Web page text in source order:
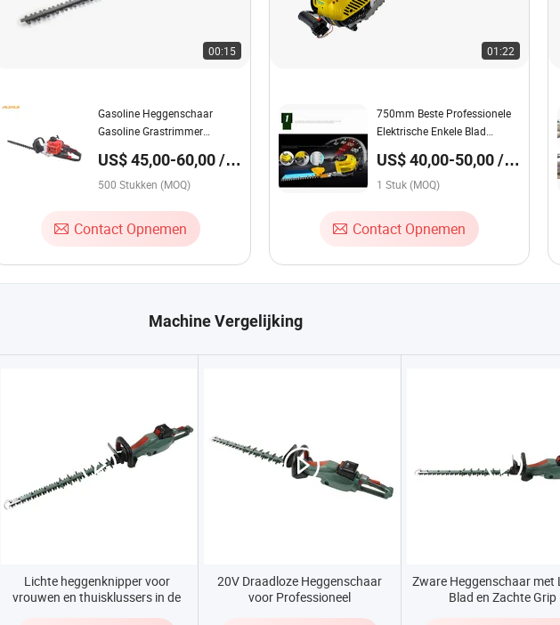
00:15
Gasoline Heggenschaar
Gasoline Grastrimmer
Tuingereedschap
US$ 45,00-60,00 /
Stuk
500 Stukken (MOQ)
Contact Opnemen
01:22
750mm Beste Professionele
Elektrische Enkele Blad
US$ 40,00-50,00 /
Stuk
1 Stuk (MOQ)
Contact Opnemen
Machine Vergelijking
Lichte heggenknipper voor
vrouwen en thuisklussers in de
20V Draadloze Heggenschaar
voor Professioneel
Zware Heggenschaar met
Blad en Zachte Grip